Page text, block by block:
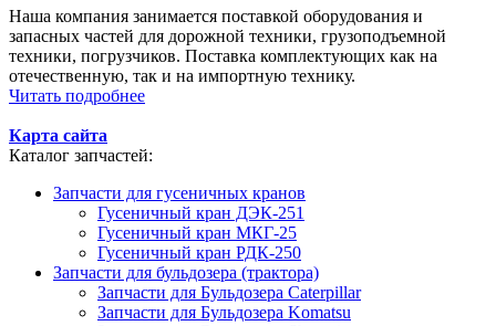
Наша компания занимается поставкой оборудования и
запасных частей для дорожной техники, грузоподъемной
техники, погрузчиков. Поставка комплектующих как на
отечественную, так и на импортную технику.
Читать подробнее
Карта сайта
Каталог запчастей:
Запчасти для гусеничных кранов
Гусеничный кран ДЭК-251
Гусеничный кран МКГ-25
Гусеничный кран РДК-250
Запчасти для бульдозера (трактора)
Запчасти для Бульдозера Caterpillar
Запчасти для Бульдозера Komatsu